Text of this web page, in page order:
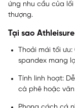
ứng nhu cầu của
thượng.
Tại sao
Thoải mái tối
spandex mang
Tính linh hoạt:
cà phê hoặc